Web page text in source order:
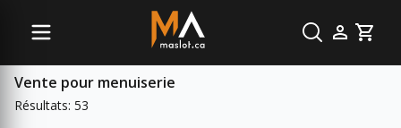
Cart
Sous-catégories
Vente pour menuiserie
Résultats: 53